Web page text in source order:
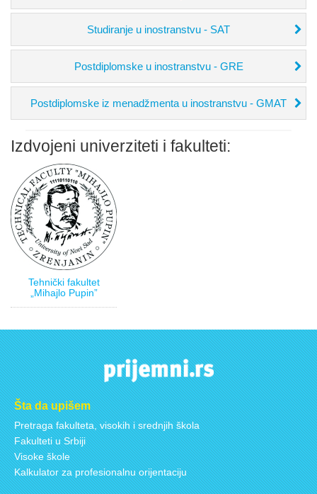
Studiranje u inostranstvu - SAT
Postdiplomske u inostranstvu - GRE
Postdiplomske iz menadžmenta u inostranstvu - GMAT
Izdvojeni univerziteti i fakulteti:
Tehnički fakultet
„Mihajlo Pupin”
Šta da upišem
Pretraga fakulteta, visokih i srednjih škola
Fakulteti u Srbiji
Visoke škole
Kalkulator za profesionalnu orijentaciju